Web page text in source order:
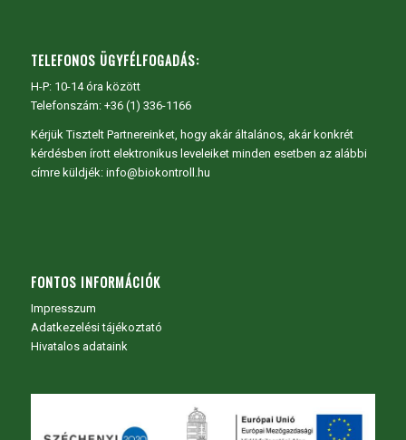
TELEFONOS ÜGYFÉLFOGADÁS:
H-P: 10-14 óra között
Telefonszám: +36 (1) 336-1166
Kérjük Tisztelt Partnereinket, hogy akár általános, akár konkrét
kérdésben írott elektronikus leveleiket minden esetben az alábbi
címre küldjék: info@biokontroll.hu
FONTOS INFORMÁCIÓK
Impresszum
Adatkezelési tájékoztató
Hivatalos adataink